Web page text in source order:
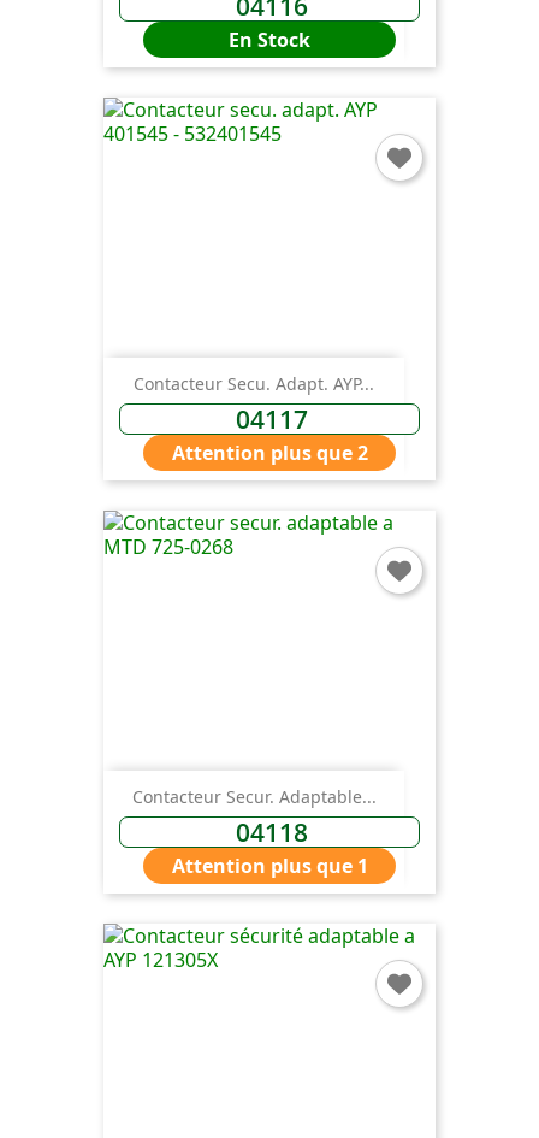
En Stock
Contacteur Secu. Adapt. AYP...
04117
Attention plus que 2
Contacteur Secur. Adaptable...
04118
Attention plus que 1